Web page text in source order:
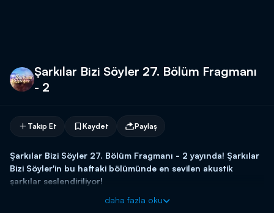
Şarkılar Bizi Söyler 27. Bölüm Fragmanı
- 2
Takip Et Kaydet Paylaş
Şarkılar Bizi Söyler 27. Bölüm Fragmanı - 2 yayında! Şarkılar
Bizi Söyler'in bu haftaki bölümünde en sevilen akustik
şarkılar seslendiriliyor!
Şarkılar Bizi Söyler yeni bölümüyle Cumartesi 20.00'da Kanal
daha fazla oku